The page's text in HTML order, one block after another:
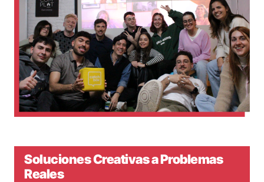
Soluciones Creativas a Problemas
Reales